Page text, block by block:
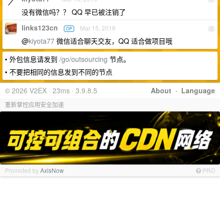
没有微信吗？？ QQ 早已被注销了
2
links123cn OP Mar 15, 2019
@kiyota77 微信适合聊天交友，QQ 适合做项目哦
• 外包信息请发到 /go/outsourcing 节点。
• 不要把相同的信息发到不同的节点
About · Language
© 2026 V2EX · 23ms · 3.9.8.5
重新掌控应用安全加速
Promoted byAxisNow PRO